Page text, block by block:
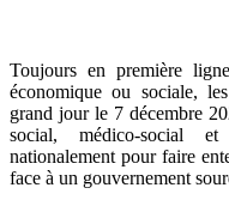
Toujours en première
économique ou sociale,
grand jour le 7 décembre
social, médico-social
nationalement pour faire
face à un gouvernement